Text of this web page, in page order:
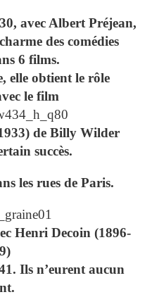
avec Albert Préjean,
des comédies
6 films.
elle obtient le rôle
le film
de Billy Wilder
succès.
les rues de Paris.
Henri Decoin (1896-
Ils n’eurent aucun